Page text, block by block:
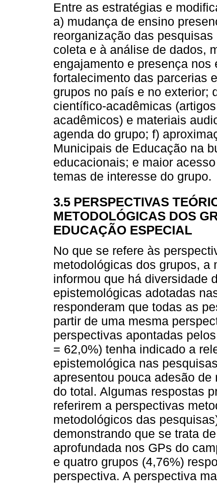
Entre as estratégias e
a) mudança de ensino
reorganização das
coleta e à análise de dados,
engajamento e presença
fortalecimento das parcerias
grupos no país e no exterior;
científico-acadêmicas
acadêmicos) e materiais
agenda do grupo; f)
Municipais de Educação na
educacionais; e maior
temas de interesse do grupo.
3.5 PERSPECTIVAS
METODOLÓGICAS DOS
EDUCAÇÃO ESPECIAL
No que se refere às
metodológicas dos grupos, a
informou que há diversidade
epistemológicas adotadas
responderam que todas as
partir de uma mesma
perspectivas apontadas
= 62,0%) tenha indicado a
epistemológica nas
apresentou pouca adesão
do total. Algumas respostas
referirem a perspectivas
metodológicos das
demonstrando que se trata
aprofundada nos GPs do
e quatro grupos (4,76%)
perspectiva. A perspectiva